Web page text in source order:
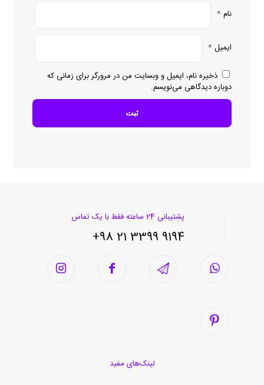
نام *
ایمیل *
ذخیره نام، ایمیل و وبسایت من در مرورگر برای زمانی که
دوباره دیدگاهی می‌نویسم.
پشتیبانی 24 ساعته فقط با یک تماس
9194 3399 21 98+
لینک‌های مفید